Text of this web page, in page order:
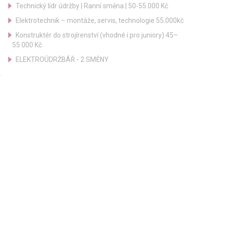
Technický lídr údržby | Ranní směna | 50-55.000 Kč
Elektrotechnik – montáže, servis, technologie 55.000kč
Konstruktér do strojírenství (vhodné i pro juniory) 45–
55 000 Kč
ELEKTROÚDRŽBÁŘ - 2 SMĚNY